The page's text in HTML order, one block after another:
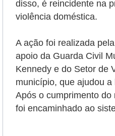
disso, é reincidente na
violência doméstica.
A ação foi realizada
apoio da Guarda Civil
Kennedy e do Setor de
município, que ajudou
Após o cumprimento
foi encaminhado ao